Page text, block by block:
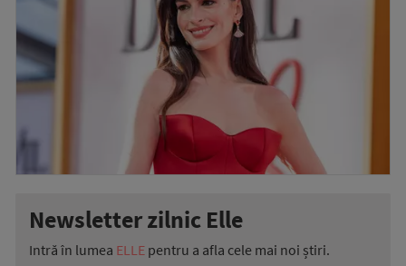
Newsletter zilnic Elle
Intră în lumea ELLE pentru a afla cele mai noi știri.